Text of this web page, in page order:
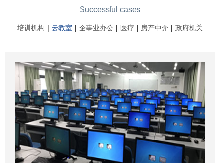
Successful cases
培训机构 | 云教室 | 企事业办公 | 医疗 | 房产中介 | 政府机关